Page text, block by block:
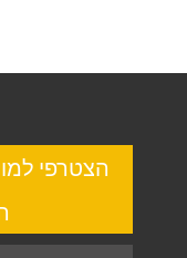
הצטרפי